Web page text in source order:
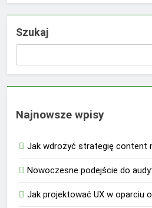
Szukaj
Najnowsze wpisy
Jak wdrożyć strategię content
Nowoczesne podejście do
Jak projektować UX w oparciu